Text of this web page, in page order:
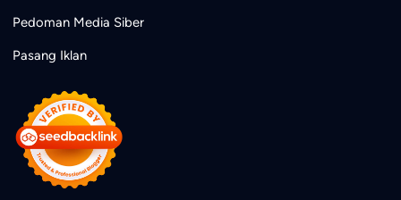
Pedoman Media Siber
Pasang Iklan